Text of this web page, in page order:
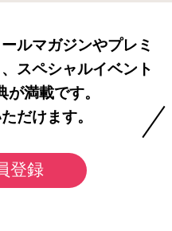
ルマガジンやプレミ
スペシャルイベント
満載です。
だけます。
登録